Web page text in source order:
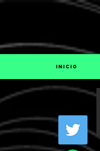
INICIO